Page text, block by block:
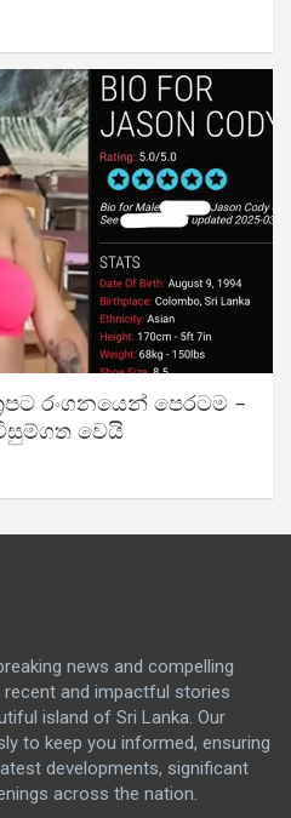
රංගනයෙන් පෙරටම –
වෙයි
news and compelling
and impactful stories
island of Sri Lanka. Our
to keep you informed, ensuring
developments, significant
across the nation.